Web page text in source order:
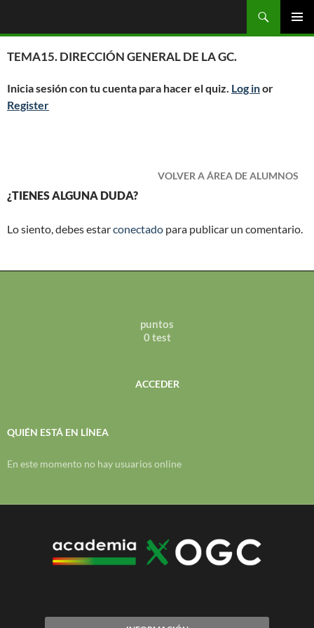
contenido
MENÚ
TEMA15. DIRECCIÓN GENERAL DE LA GC.
Inicia sesión con tu cuenta para hacer el quiz. Log inor
Register
VOLVER A ÁREA DE ALUMNOS
¿TIENES ALGUNA DUDA?
Lo siento, debes estarconectado para publicar un comentario.
puntos
0 test
ACCEDER
QUIÉN ESTÁ EN LÍNEA
En este momento no hay usuarios online